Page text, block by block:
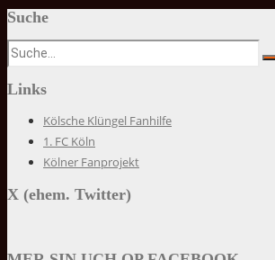
Suche
Links
Kölsche Klüngel Fanhilfe
1. FC Köln
Kölner Fanprojekt
X (ehem. Twitter)